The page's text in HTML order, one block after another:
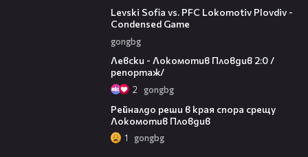
Levski Sofia vs. PFC Lokomotiv Plovdiv -
Condensed Game
gongbg
Левски - Локомотив Пловдив 2:0 /
репортаж/
2 gongbg
Рейналдо реши в края спора срещу
Локомотив Пловдив
1 gongbg